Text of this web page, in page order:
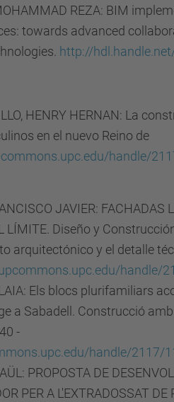
REZA: BIM
towards advanced
http://
HENRY HERNAN: La
en el nuevo Reino de
handle/
JAVIER: FACHADAS
LÍMITE. Diseño y
arquitectónico y el detalle
handle/
Els blocs plurifamiliars
a Sabadell. Construcció
-
handle/2117/
PROPOSTA DE
PER A L'EXTRADOSSAT DE